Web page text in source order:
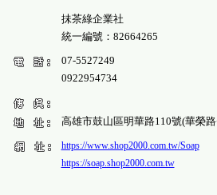
抺茶綠企業社
統一編號：82664265
07-5527249
0922954734
高雄市鼓山區明華路110號(華榮
https://www.shop2000.com.tw/Soap
https://soap.shop2000.com.tw